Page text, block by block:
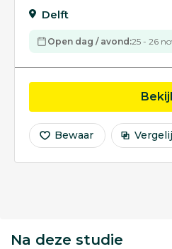
Delft
Open dag / avond:25 - 26
Bewaar
Na deze studie